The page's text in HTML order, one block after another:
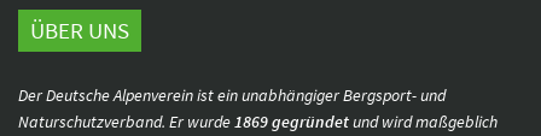
ÜBER UNS
Der Deutsche Alpenverein ist ein unabhängiger Bergsport- und
Naturschutzverband. Er wurde1869 gegründetund wird maßgeblich